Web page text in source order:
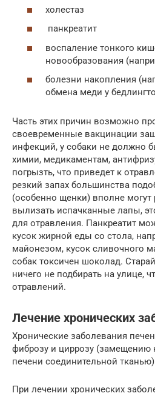
холестаз
панкреатит
воспаление тонкого
новообразования
болезни накопления
обмена меди у
Часть этих причин возможно
своевременные вакцинации
инфекций, у собаки не должно
химии, медикаментам,
погрызть, что приведет к
резкий запах большинства
(особенно щенки) вполне могут
вылизать испачканные лапы,
для отравления. Панкреатит
кусок жирной еды со стола,
майонезом, кусок сливочного
собак токсичен шоколад.
ничего не подбирать на улице,
отравлений.
Лечение хронических
Хронические заболевания
фиброзу и циррозу (замещению
печени соединительной
При лечении хронических